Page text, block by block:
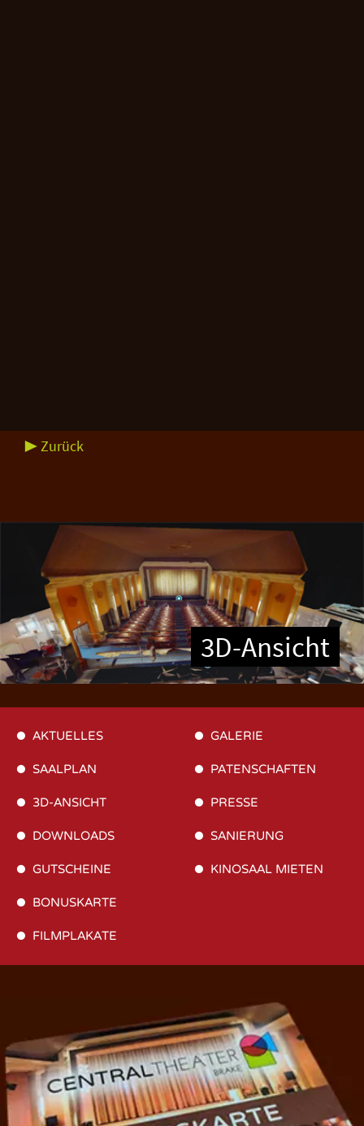
▶ Zurück
3D-Ansicht
AKTUELLES
SAALPLAN
3D-ANSICHT
DOWNLOADS
GUTSCHEINE
BONUSKARTE
FILMPLAKATE
GALERIE
PATENSCHAFTEN
PRESSE
SANIERUNG
KINOSAAL MIETEN